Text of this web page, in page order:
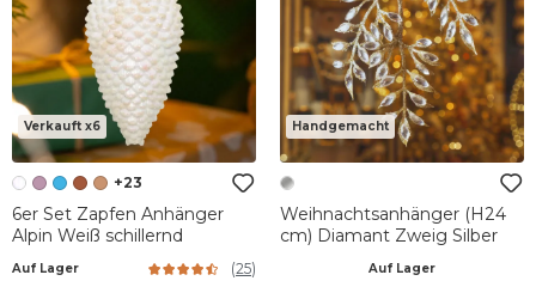
Verkauft x6
+23
6er Set Zapfen Anhänger
Alpin Weiß schillernd
Auf Lager (25)
Handgemacht
Weihnachtsanhänger (H24
cm) Diamant Zweig Silber
Auf Lager